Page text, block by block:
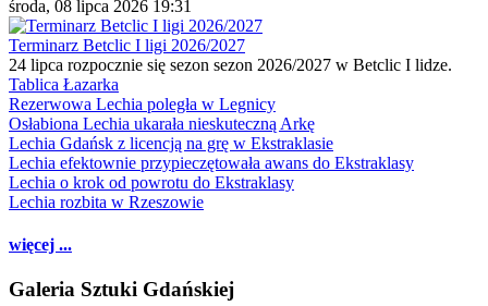
środa, 08 lipca 2026 19:31
Terminarz Betclic I ligi 2026/2027
24 lipca rozpocznie się sezon sezon 2026/2027 w Betclic I lidze.
Tablica Łazarka
Rezerwowa Lechia poległa w Legnicy
Osłabiona Lechia ukarała nieskuteczną Arkę
Lechia Gdańsk z licencją na grę w Ekstraklasie
Lechia efektownie przypieczętowała awans do Ekstraklasy
Lechia o krok od powrotu do Ekstraklasy
Lechia rozbita w Rzeszowie
więcej ...
Galeria Sztuki Gdańskiej